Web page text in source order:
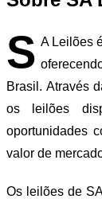
S A Leilões
Brasil. Através
os leilões
oportunidades
valor de
Os leilões de